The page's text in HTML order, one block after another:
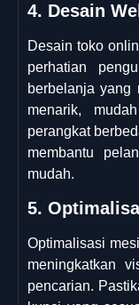
4. Desain
Desain toko
perhatian
berbelanja yang
menarik,
perangkat
membantu
mudah.
5.
Optimalisasi
meningkatkan
pencarian.